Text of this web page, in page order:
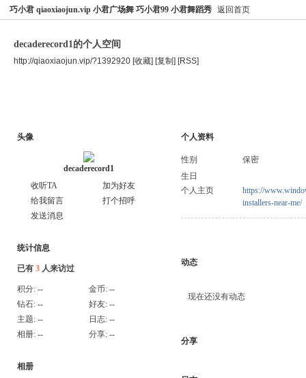
巧小君 qiaoxiaojun.vip 小君广场舞 巧小君99 小君舞蹈秀 返回首页
decaderecord1的个人空间
http://qiaoxiaojun.vip/?1392920 [收藏] [复制] [RSS]
头像
decaderecord1
收听TA
加为好友
给我留言
打个招呼
发送消息
统计信息
已有 3 人来访过
积分: -- 金币: --
钻石: -- 好友: --
主题: -- 日志: --
相册: -- 分享: --
相册
个人资料
性别
保密
生日
个人主页
https://
installers-near-me/
动态
现在还没有动态
分享